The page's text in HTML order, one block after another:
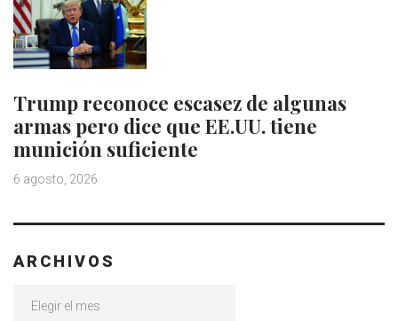
Trump reconoce escasez de algunas
armas pero dice que EE.UU. tiene
munición suficiente
6 agosto, 2026
ARCHIVOS